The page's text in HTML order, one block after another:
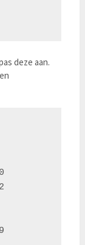
deze aan.